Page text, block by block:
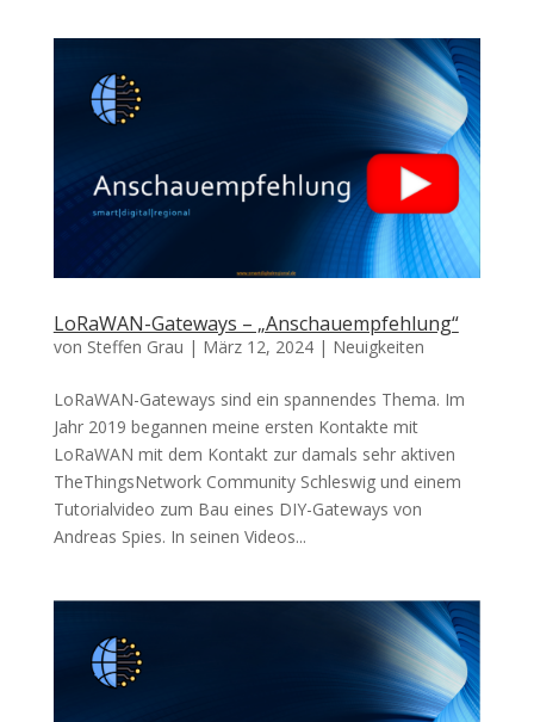
LoRaWAN-Gateways – „Anschauempfehlung“
von Steffen Grau | März 12, 2024| Neuigkeiten
LoRaWAN-Gateways sind ein spannendes Thema. Im
Jahr 2019 begannen meine ersten Kontakte mit
LoRaWAN mit dem Kontakt zur damals sehr aktiven
TheThingsNetwork Community Schleswig und einem
Tutorialvideo zum Bau eines DIY-Gateways von
Andreas Spies. In seinen Videos...